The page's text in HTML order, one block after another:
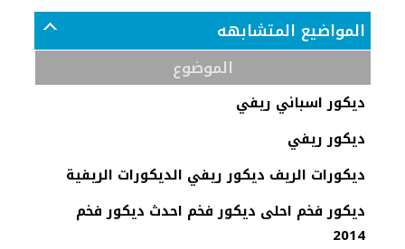
المواضيع المتشابهه
الموضوع
ديكور اسباني ريفي
ديكور ريفي
ديكورات الريف ديكور ريفي الديكورات الريفية
ديكور فخم احلى ديكور فخم احدث ديكور فخم
2014